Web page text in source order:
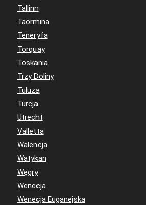
Tallinn
Taormina
Teneryfa
Torquay
Toskania
Trzy Doliny
Tuluza
Turcja
Utrecht
Valletta
Walencja
Watykan
Węgry
Wenecja
Wenecja Euganejska